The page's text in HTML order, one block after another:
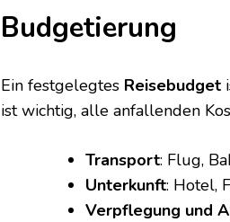
Budgetierung
Ein festgelegtes Reisebudget
ist wichtig, alle anfallenden
Transport: Flug,
Unterkunft: Hotel,
Verpflegung und